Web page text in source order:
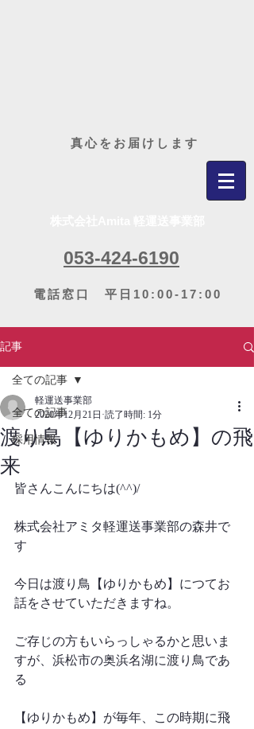
​真心をお届けします
053-424-6190
電話窓口 平日10:00-17:00
記事
全ての記事
採用情報
全ての記事
渡り鳥【ゆりかもめ】の飛
来
軽運送事業部
2020年12月21日 読了時間: 1分
皆さんこんにちは(^^)/
株式会社アミタ軽運送事業部の森井で
す
今日は渡り鳥【ゆりかもめ】につてお
話をさせていただきますね。
ご存じの方もいらっしゃるかと思いま
すが、浜松市の奥浜名湖に渡り鳥であ
る
【ゆりかもめ】が毎年、この時期に飛